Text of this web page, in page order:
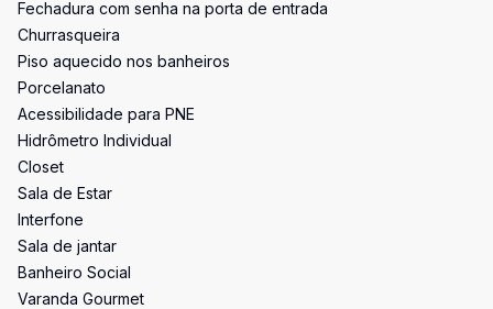
Fechadura com senha na porta de entrada
Churrasqueira
Piso aquecido nos banheiros
Porcelanato
Acessibilidade para PNE
Hidrômetro Individual
Closet
Sala de Estar
Interfone
Sala de jantar
Banheiro Social
Varanda Gourmet